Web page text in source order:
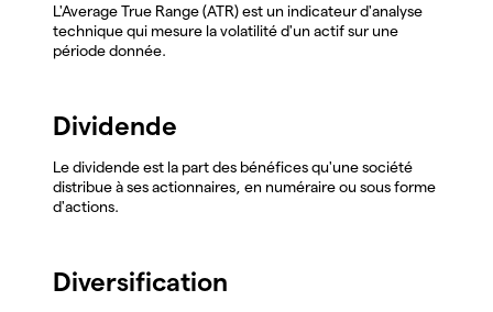
L'Average True Range (ATR) est un indicateur d'analyse
technique qui mesure la volatilité d'un actif sur une
période donnée.
Dividende
Le dividende est la part des bénéfices qu'une société
distribue à ses actionnaires, en numéraire ou sous forme
d'actions.
Diversification